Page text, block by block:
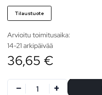
Tilaustuote
Arvioitu toimitusaika:
14-21 arkipäivää
36,65 €